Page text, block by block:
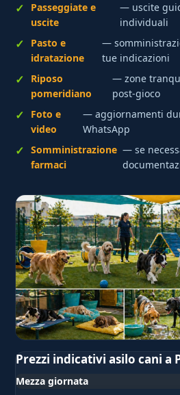
Passeggiate e
uscite
— uscite
individuali
Pasto e
idratazione
—
tue indicazioni
Riposo
pomeridiano
— zone
post-gioco
Foto e
video
— aggiornamenti
WhatsApp
Somministrazione
farmaci
— se
Prezzi indicativi asilo cani a
Mezza giornata